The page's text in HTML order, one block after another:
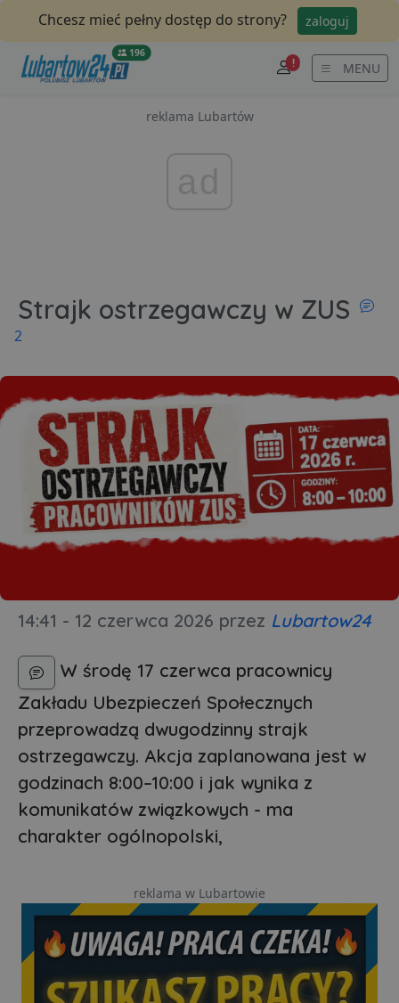
Chcesz mieć pełny dostęp do strony? zaloguj
196
! MENU
reklama Lubartów
Strajk ostrzegawczy w ZUS
2
komentarzy
14:41 - 12 czerwca 2026 przez Lubartow24
W środę 17 czerwca pracownicy
Zakładu Ubezpieczeń Społecznych
przeprowadzą dwugodzinny strajk
ostrzegawczy. Akcja zaplanowana jest w
godzinach 8:00–10:00 i jak wynika z
komunikatów związkowych - ma
charakter ogólnopolski,
reklama w Lubartowie